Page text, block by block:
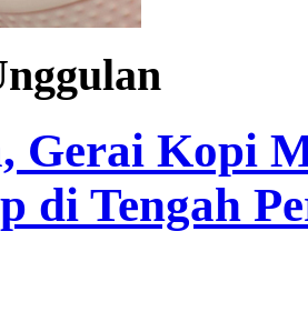
Gerai Kopi
di Tengah